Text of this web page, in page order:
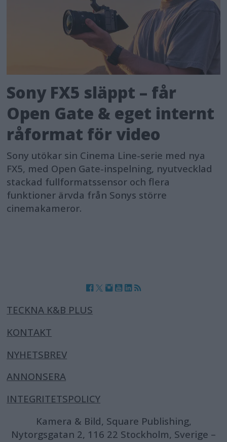
Sony FX5 släppt – får
Open Gate & eget internt
råformat för video
Sony utökar sin Cinema Line-serie med nya
FX5, med Open Gate-inspelning, nyutvecklad
stackad fullformatssensor och flera
funktioner ärvda från Sonys större
cinemakameror.
TECKNA K&B PLUS
KONTAKT
NYHETSBREV
ANNONSERA
INTEGRITETSPOLICY
Kamera & Bild, Square Publishing,
Nytorgsgatan 2, 116 22 Stockholm, Sverige –